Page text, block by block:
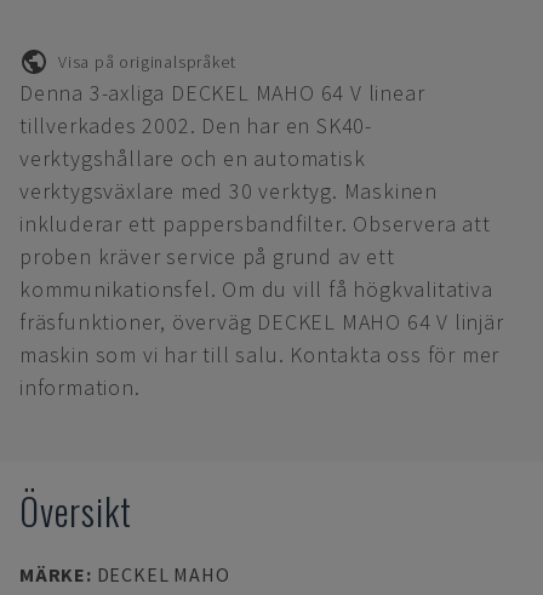
Visa på originalspråket
Denna 3-axliga DECKEL MAHO 64 V linear
tillverkades 2002. Den har en SK40-
verktygshållare och en automatisk
verktygsväxlare med 30 verktyg. Maskinen
inkluderar ett pappersbandfilter. Observera att
proben kräver service på grund av ett
kommunikationsfel. Om du vill få högkvalitativa
fräsfunktioner, överväg DECKEL MAHO 64 V linjär
maskin som vi har till salu. Kontakta oss för mer
information.
Översikt
MÄRKE: DECKEL MAHO